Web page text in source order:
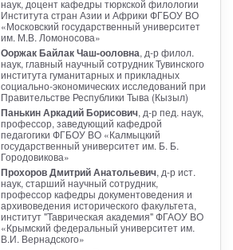
наук, доцент кафедры тюркской филологии
Института стран Азии и Африки ФГБОУ ВО
«Московский государственный университет
им. М.В. Ломоносова»
Ооржак Байлак Чаш-ооловна, д-р филол.
наук, главный научный сотрудник Тувинского
института гуманитарных и прикладных
социально-экономических исследований при
Правительстве Республики Тыва (Кызыл)
Панькин Аркадий Борисович, д-р пед. наук,
профессор, заведующий кафедрой
педагогики ФГБОУ ВО «Калмыцкий
государственный университет им. Б. Б.
Городовикова»
Прохоров Дмитрий Анатольевич, д-р ист.
наук, старший научный сотрудник,
профессор кафедры документоведения и
архивоведения исторического факультета,
институт "Таврическая академия" ФГАОУ ВО
«Крымский федеральный университет им.
В.И. Вернадского»